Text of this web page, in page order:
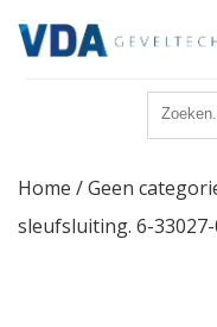
Reparatie
Home /Geen
sleufsluiting. 6-33027-